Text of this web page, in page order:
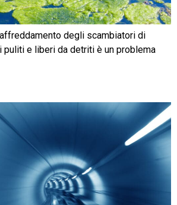
degli scambiatori di
puliti e liberi da detriti è un problema